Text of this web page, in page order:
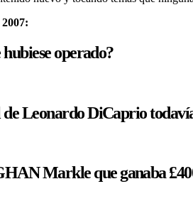
operado?
Leonardo DiCaprio
Markle que ganaba